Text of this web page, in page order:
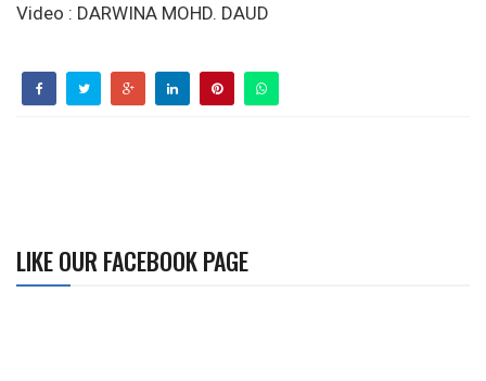
Video : DARWINA MOHD. DAUD
LIKE OUR FACEBOOK PAGE